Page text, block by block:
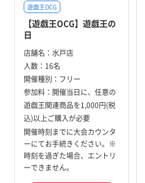
遊戯王OCG
【遊戯王OCG】遊戯王の
日
店舗名： 水戸店
人数： 16名
開催種別： フリー
参加料： 開催当日に、任意の
遊戯王関連商品を1,000円(税
込)以上ご購入が必要
開催時刻までに大会カウンタ
ーにてお手続きください。※
時刻を過ぎた場合、エントリ
ーできません。